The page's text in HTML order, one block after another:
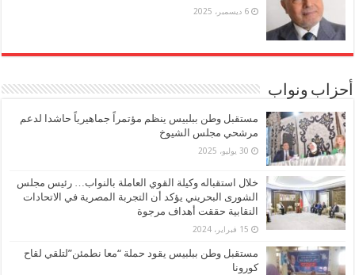
6 ديسمبر، 2025
أحزاب ونواب
مستقبل وطن ببلبيس ينظم مؤتمراً جماهيرياً حاشدا لدعم
مرشحي مجلس الشيوخ
30 يوليو، 2025
خلال استقباله وكيلة القوي العاملة بالنواب… رئيس مجلس
الشورى البحريني يؤكد أن التجربة المصرية في الاتحادات
النقابية حققت أهداف مرجوة
15 فبراير، 2024
مستقبل وطن ببلبيس يقود حملة “معا نطمئن”لتلقي لقاح
كورونا